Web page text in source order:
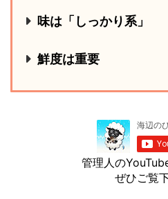
味は「しっかり系」
鮮度は重要
管理人の
ぜひご覧